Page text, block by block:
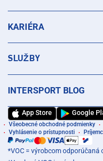
KARIÉRA
SLUŽBY
INTERSPORT BLOG
App Store Google
Všeobecné obchodné podmienky
Vyhlásenie o prístupnosti
*VOC = výrobcom odporúčaná